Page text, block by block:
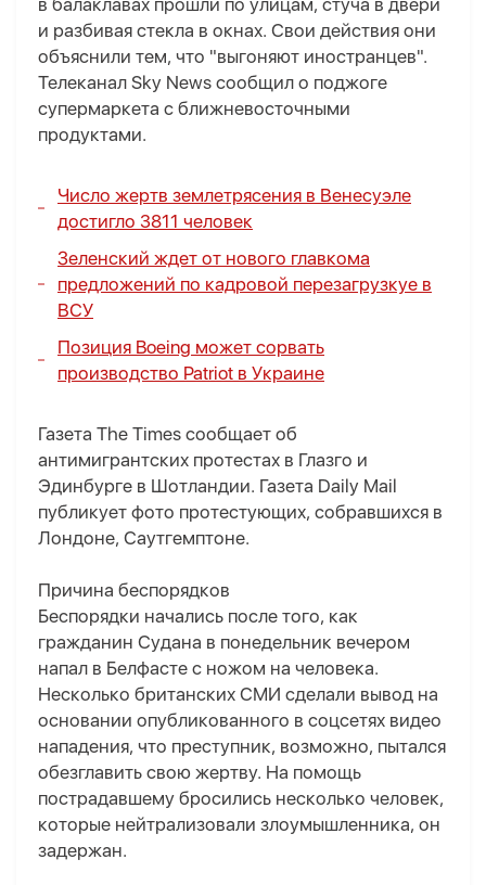
в балаклавах прошли по улицам, стуча в двери
и разбивая стекла в окнах. Свои действия они
объяснили тем, что "выгоняют иностранцев".
Телеканал Sky News сообщил о поджоге
супермаркета с ближневосточными
продуктами.
Число жертв землетрясения в Венесуэле
достигло 3811 человек
Зеленский ждет от нового главкома
предложений по кадровой перезагрузкуе в
ВСУ
Позиция Boeing может сорвать
производство Patriot в Украине
Газета The Times сообщает об
антимигрантских протестах в Глазго и
Эдинбурге в Шотландии. Газета Daily Mail
публикует фото протестующих, собравшихся в
Лондоне, Саутгемптоне.
Причина беспорядков
Беспорядки начались после того, как
гражданин Судана в понедельник вечером
напал в Белфасте с ножом на человека.
Несколько британских СМИ сделали вывод на
основании опубликованного в соцсетях видео
нападения, что преступник, возможно, пытался
обезглавить свою жертву. На помощь
пострадавшему бросились несколько человек,
которые нейтрализовали злоумышленника, он
задержан.